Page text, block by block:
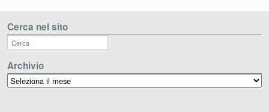
Cerca nel sito
Archivio
Archivio